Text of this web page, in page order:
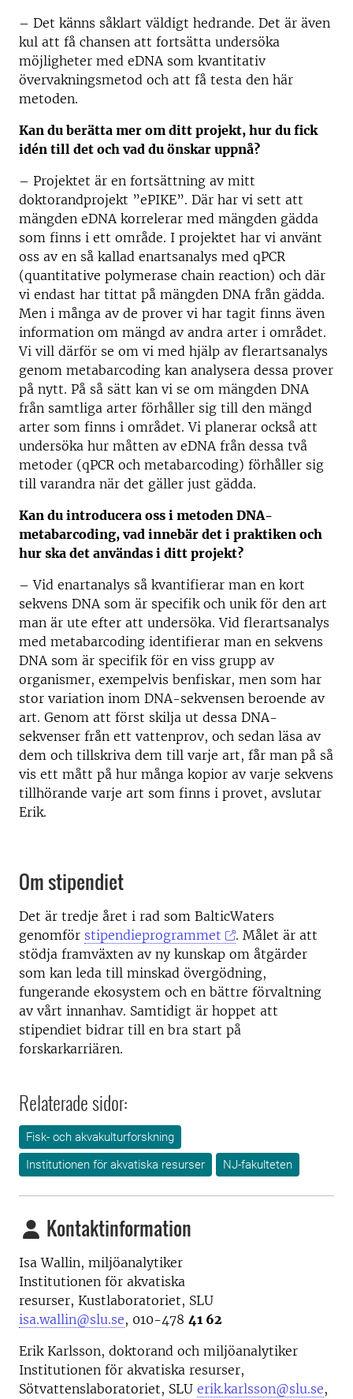
– Det känns såklart väldigt hedrande. Det är även
kul att få chansen att fortsätta undersöka
möjligheter med eDNA som kvantitativ
övervakningsmetod och att få testa den här
metoden.
Kan du berätta mer om ditt projekt, hur du fick
idén till det och vad du önskar uppnå?
– Projektet är en fortsättning av mitt
doktorandprojekt ”ePIKE”. Där har vi sett att
mängden eDNA korrelerar med mängden gädda
som finns i ett område. I projektet har vi använt
oss av en så kallad enartsanalys med qPCR
(quantitative polymerase chain reaction) och där
vi endast har tittat på mängden DNA från gädda.
Men i många av de prover vi har tagit finns även
information om mängd av andra arter i området.
Vi vill därför se om vi med hjälp av flerartsanalys
genom metabarcoding kan analysera dessa prover
på nytt. På så sätt kan vi se om mängden DNA
från samtliga arter förhåller sig till den mängd
arter som finns i området. Vi planerar också att
undersöka hur måtten av eDNA från dessa två
metoder (qPCR och metabarcoding) förhåller sig
till varandra när det gäller just gädda.
Kan du introducera oss i metoden DNA-
metabarcoding, vad innebär det i praktiken och
hur ska det användas i ditt projekt?
–Vid enartanalys så kvantifierar man en kort
sekvens DNA som är specifik och unik för den art
man är ute efter att undersöka. Vid flerartsanalys
med metabarcoding identifierar man en sekvens
DNA som är specifik för en viss grupp av
organismer, exempelvis benfiskar, men som har
stor variation inom DNA-sekvensen beroende av
art. Genom att först skilja ut dessa DNA-
sekvenser från ett vattenprov, och sedan läsa av
dem och tillskriva dem till varje art, får man på så
vis ett mått på hur många kopior av varje sekvens
tillhörande varje art som finns i provet, avslutar
Erik.
Om stipendiet
Det är tredje året i rad som BalticWaters
genomför stipendieprogrammet
. Målet är att
stödja framväxten av ny kunskap om åtgärder
som kan leda till minskad övergödning,
fungerande ekosystem och en bättre förvaltning
av vårt innanhav. Samtidigt är hoppet att
stipendiet bidrar till en bra start på
forskarkarriären.
Relaterade sidor:
Fisk- och akvakulturforskning
Institutionen för akvatiska resurser
NJ-fakulteten
Kontaktinformation
Isa Wallin, miljöanalytiker
Institutionen för akvatiska
resurser, Kustlaboratoriet, SLU
isa.wallin@slu.se, 010-478 41 62
Erik Karlsson, doktorand och miljöanalytiker
Institutionen för akvatiska resurser,
Sötvattenslaboratoriet, SLU erik.karlsson@slu.se,